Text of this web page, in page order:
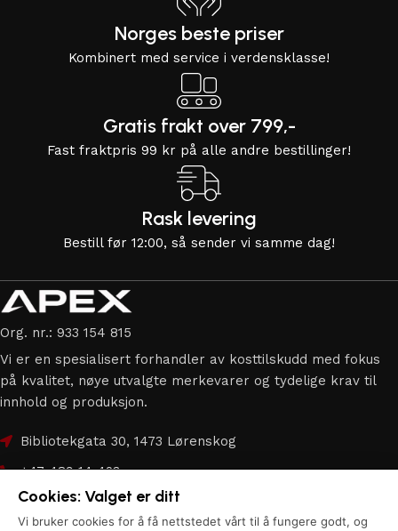
Norges beste priser
Kombinert med service i verdensklasse!
Gratis frakt over 799,-
Fast fraktpris 99 kr på alle andre bestillinger!
Rask levering
Bestill før 12:00, så sender vi samme dag!
Org. nr.: 933 154 815
Vi er en spesialisert forhandler av kosttilskudd med fokus
på kvalitet, nøye utvalgte merkevarer og tydelige krav til
innhold og produksjon.
Bibliotekgata 30, 1473 Lørenskog
+47 489 14 423
hei@apex.no
Cookies: Valget er ditt
Vi bruker cookies for å få nettstedet vårt til å fungere godt, og